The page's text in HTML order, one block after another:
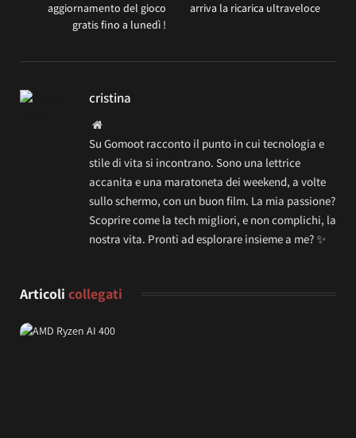
aggiornamento del gioco
gratis fino a lunedì !
arriva la ricarica ultraveloce
cristina
Website
Su Gomoot racconto il punto in cui tecnologia e
stile di vita si incontrano. Sono una lettrice
accanita e una maratoneta dei weekend, a volte
sullo schermo, con un buon film. La mia passione?
Scoprire come la tech migliori, e non complichi, la
nostra vita. Pronti ad esplorare insieme a me? ✨
Articoli collegati